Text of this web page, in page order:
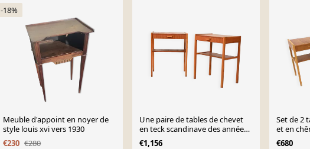
-18%
Meuble d'appoint en noyer de
style louis xvi vers 1930
€230 €280
Une paire de tables de chevet
en teck scandinave des années
1960.
€1,156
Set de 2
et en
€680